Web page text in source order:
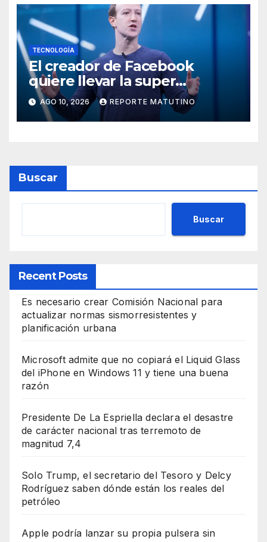
TECNOLOGÍA
El creador de Facebook
quiere llevar la super
inteligencia artificial a todos,
igual que hizo con WhatsApp
AGO 10, 2026 REPORTE MATUTINO
Buscar
Buscar
Recent Posts
Es necesario crear Comisión Nacional para
actualizar normas sismorresistentes y
planificación urbana
Microsoft admite que no copiará el Liquid Glass
del iPhone en Windows 11 y tiene una buena
razón
Presidente De La Espriella declara el desastre
de carácter nacional tras terremoto de
magnitud 7,4
Solo Trump, el secretario del Tesoro y Delcy
Rodríguez saben dónde están los reales del
petróleo
Apple podría lanzar su propia pulsera sin